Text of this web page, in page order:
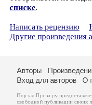
списке.
Написать рецензию
Другие произведения
Авторы
Вход для авторов
О
Портал Проза.ру
свободной публикации своих